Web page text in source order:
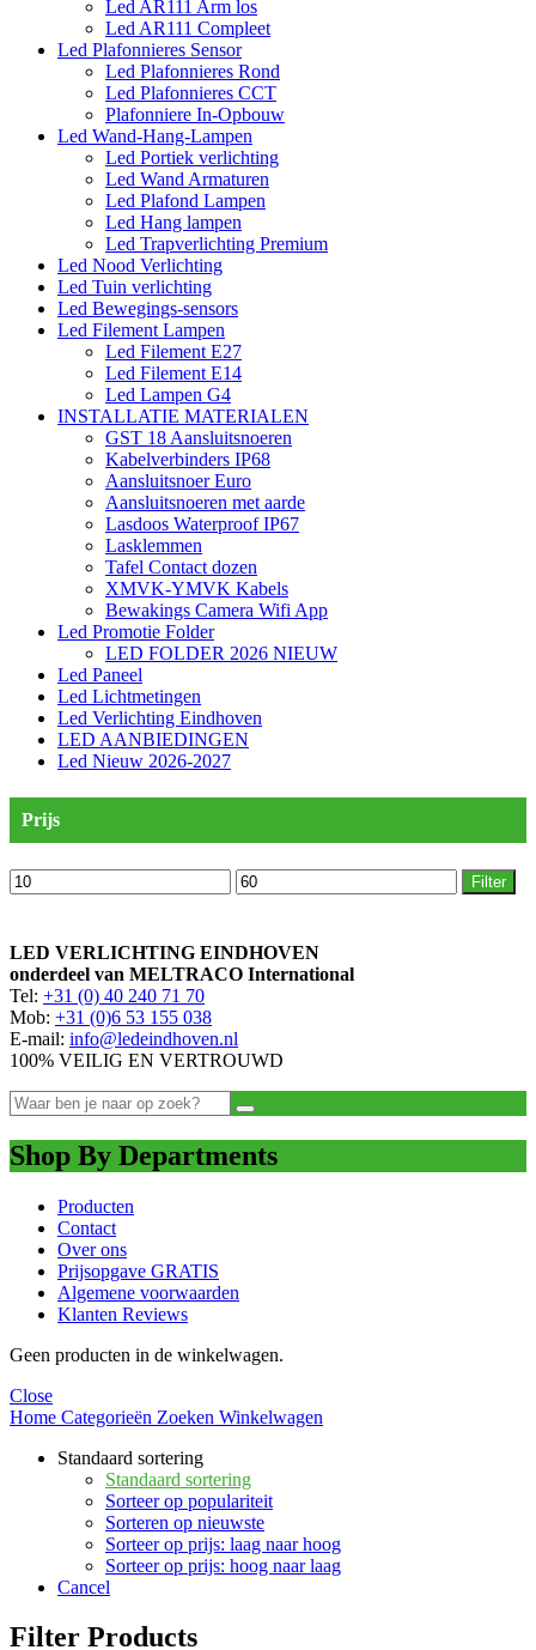
Led AR111 Arm los
Led AR111 Compleet
Led Plafonnieres Sensor
Led Plafonnieres Rond
Led Plafonnieres CCT
Plafonniere In-Opbouw
Led Wand-Hang-Lampen
Led Portiek verlichting
Led Wand Armaturen
Led Plafond Lampen
Led Hang lampen
Led Trapverlichting Premium
Led Nood Verlichting
Led Tuin verlichting
Led Bewegings-sensors
Led Filement Lampen
Led Filement E27
Led Filement E14
Led Lampen G4
INSTALLATIE MATERIALEN
GST 18 Aansluitsnoeren
Kabelverbinders IP68
Aansluitsnoer Euro
Aansluitsnoeren met aarde
Lasdoos Waterproof IP67
Lasklemmen
Tafel Contact dozen
XMVK-YMVK Kabels
Bewakings Camera Wifi App
Led Promotie Folder
LED FOLDER 2026 NIEUW
Led Paneel
Led Lichtmetingen
Led Verlichting Eindhoven
LED AANBIEDINGEN
Led Nieuw 2026-2027
Prijs
Min.
prijs
Max.
prijs
Filter
LED VERLICHTING EINDHOVEN
onderdeel van MELTRACO International
Tel: +31 (0) 40 240 71 70
Mob: +31 (0)6 53 155 038
E-mail: info@ledeindhoven.nl
100% VEILIG EN VERTROUWD
Shop By Departments
Producten
Contact
Over ons
Prijsopgave GRATIS
Algemene voorwaarden
Klanten Reviews
Geen producten in de winkelwagen.
Close
Home Categorieën Zoeken Winkelwagen
Standaard sortering
Standaard sortering
Sorteer op populariteit
Sorteren op nieuwste
Sorteer op prijs: laag naar hoog
Sorteer op prijs: hoog naar laag
Cancel
Filter Products